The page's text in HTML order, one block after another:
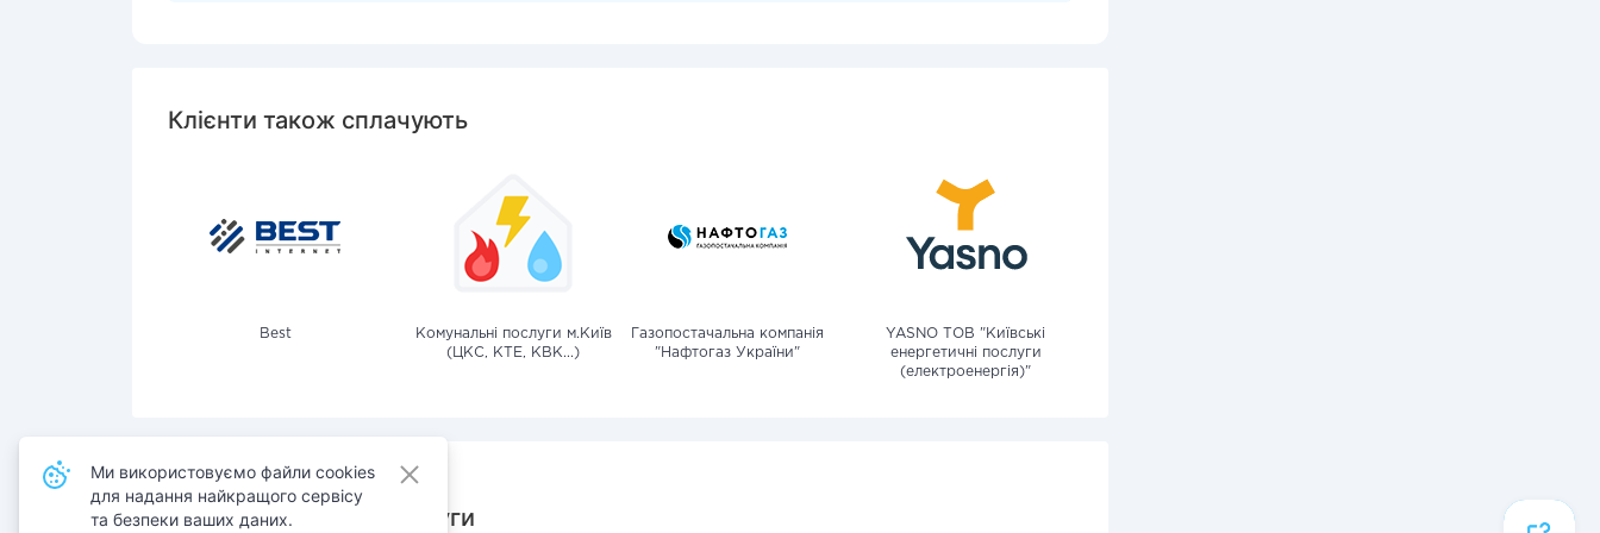
Клієнти також сплачують
Best
Комунальні послуги м.Київ
(ЦКС, КТЕ, КВК...)
Газопостачальна компанія
"Нафтогаз України"
YASNO ТОВ "Київські
енергетичні послуги
(електроенергія)"
Також сплачують послуги
Ми використовуємо файли cookies
для надання найкращого сервісу
та безпеки ваших даних.